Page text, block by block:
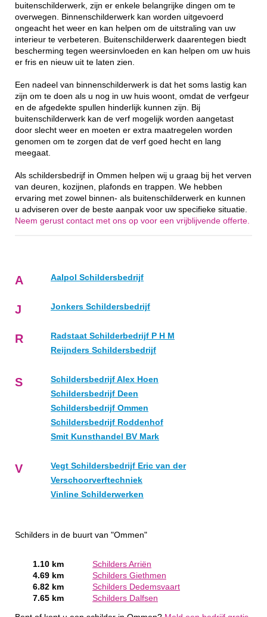
buitenschilderwerk, zijn er enkele belangrijke dingen om te
overwegen. Binnenschilderwerk kan worden uitgevoerd
ongeacht het weer en kan helpen om de uitstraling van uw
interieur te verbeteren. Buitenschilderwerk daarentegen biedt
bescherming tegen weersinvloeden en kan helpen om uw huis
er fris en nieuw uit te laten zien.
Een nadeel van binnenschilderwerk is dat het soms lastig kan
zijn om te doen als u nog in uw huis woont, omdat de verfgeur
en de afgedekte spullen hinderlijk kunnen zijn. Bij
buitenschilderwerk kan de verf mogelijk worden aangetast
door slecht weer en moeten er extra maatregelen worden
genomen om te zorgen dat de verf goed hecht en lang
meegaat.
Als schildersbedrijf in Ommen helpen wij u graag bij het verven
van deuren, kozijnen, plafonds en trappen. We hebben
ervaring met zowel binnen- als buitenschilderwerk en kunnen
u adviseren over de beste aanpak voor uw specifieke situatie.
Neem gerust contact met ons op voor een vrijblijvende offerte.
A Aalpol Schildersbedrijf
J Jonkers Schildersbedrijf
R
Radstaat Schilderbedrijf P H M
Reijnders Schildersbedrijf
S
Schildersbedrijf Alex Hoen
Schildersbedrijf Deen
Schildersbedrijf Ommen
Schildersbedrijf Roddenhof
Smit Kunsthandel BV Mark
V
Vegt Schildersbedrijf Eric van der
Verschoorverftechniek
Vinline Schilderwerken
Schilders in de buurt van "Ommen"
1.10 km
Schilders Arriën
4.69 km
Schilders Giethmen
6.82 km
Schilders Dedemsvaart
7.65 km
Schilders Dalfsen